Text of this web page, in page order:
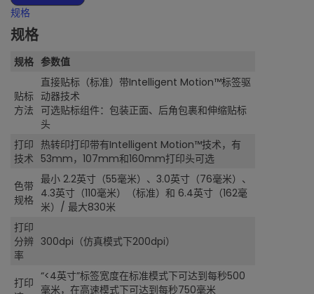
规格
规格
规格 参数值
贴标
方法
直接贴标（标准）带Intelligent Motion™标签驱
动器技术
可选贴标组件：包装正面、后角包裹和伸缩贴标
头
打印
技术
热转印打印带有Intelligent Motion™技术，有
53mm，107mm和160mm打印头可选
色带
规格
最小 2.2英寸（55毫米）、3.0英寸（76毫米）、
4.3英寸（110毫米）（标准）和 6.4英寸（162毫
米）/ 最大830米
打印
分辨
率
300dpi（仿真模式下200dpi）
打印 “<4英寸”标签宽度在标准模式下可达到每秒500
毫米，在高速模式下可达到每秒750毫米